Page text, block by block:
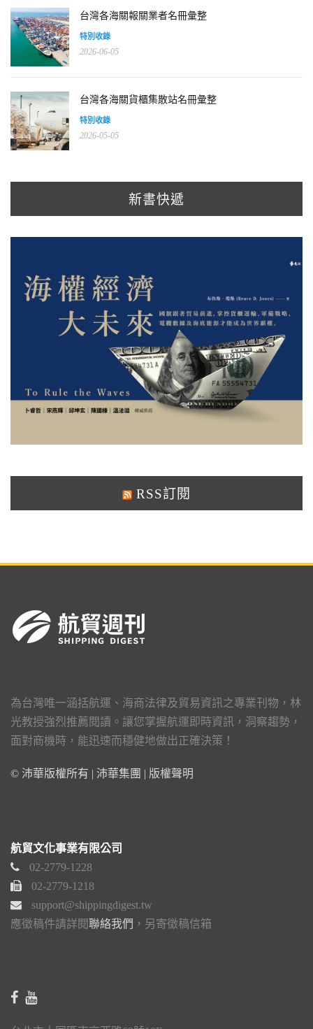
台灣各海關報關業者名冊彙整
特別收錄
2026-06-05
台灣各海關貨櫃集散站名冊彙整
特別收錄
2026-05-05
新書快遞
RSS訂閱
為台灣唯一涵括航運、海商法律及貿易資訊之專業刊物，林
光教授強烈推薦閱讀。讓您掌握航運即時資訊，洞察趨勢，
面對商機時，能迅速而穩健地做出正確決策！
© 沛華版權所有 | 沛華集團 | 版權聲明
航貿文化事業有限公司
02-2779-1228
02-2779-1218
support@shippingdigest.tw
應徵稿件請詳閱聯絡我們 ，另寄徵稿信箱